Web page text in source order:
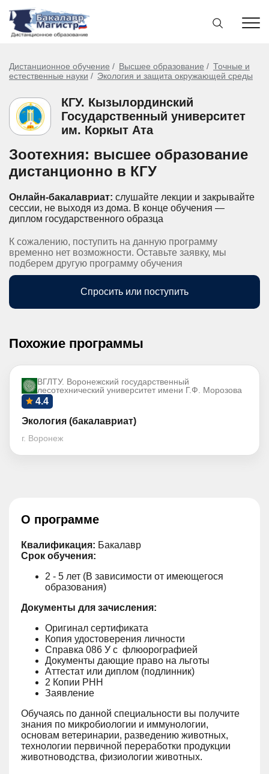
Дистанционное обучение Высшее образование
Точные и
естественные науки
Экология и защита окружающей среды
КГУ. Кызылординский
Государственный университет
им. Коркыт Ата
Зоотехния: высшее образование
дистанционно в КГУ
Онлайн-бакалавриат: слушайте лекции и закрывайте
сессии, не выходя из дома. В конце обучения —
диплом государственного образца
К сожалению, поступить на данную программу
временно нет возможности. Оставьте заявку, мы
подберем другую программу обучения
Спросить или поступить
Похожие программы
ВГЛТУ. Воронежский государственный
лесотехнический университет имени Г.Ф. Морозова
4.4
Экология (бакалавриат)
г. Воронеж
О программе
Квалификация: Бакалавр
Срок обучения:
2 - 5 лет (В зависимости от имеющегося
образования)
Документы для зачисления:
Оригинал сертификата
Копия удостоверения личности
Справка 086 У с флюорографией
Документы дающие право на льготы
Аттестат или диплом (подлинник)
2 Копии РНН
Заявление
Обучаясь по данной специальности вы получите
знания по микробиологии и иммунологии,
основам ветеринарии, разведению животных,
технологии первичной переработки продукции
животноводства, физиологии животных.